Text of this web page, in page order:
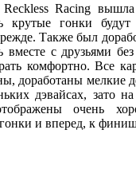
Reckless Racing
крутые гонки будут
Также был
вместе с друзьями
комфортно. Все
доработаны мелкие
дэвайсах, зато
очень
и вперед, к